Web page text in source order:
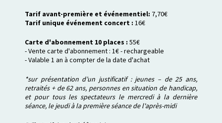
Tarif avant-première et événementiel: 7,70€
Tarif unique événement concert : 16€
Carte d'abonnement 10 places : 55€
- Vente carte d'abonnement : 1€ - rechargeable
- Valable 1 an à compter de la date d'achat
*sur présentation d’un justificatif : jeunes – de 25 ans,
retraités + de 62 ans, personnes en situation de handicap,
et pour tous les spectateurs le mercredi à la dernière
séance, le jeudi à la première séance de l'après-midi